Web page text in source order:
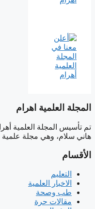
المجلة العلمية اهرام
هاني سلام، وهي مجلة
الأقسام
التعليم
الاخبار العلمية
طب وصحة
مقالات حرة